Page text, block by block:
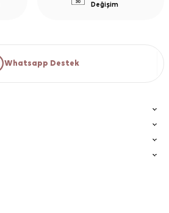
Değişim
Whatsapp Destek